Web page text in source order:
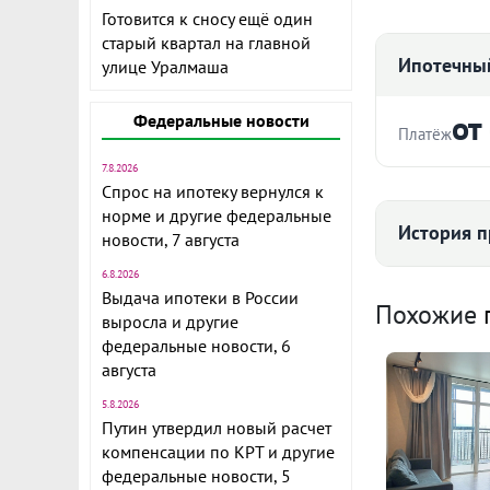
Готовится к сносу ещё один
старый квартал на главной
улице Уралмаша
Федеральные новости
7.8.2026
Спрос на ипотеку вернулся к
норме и другие федеральные
новости, 7 августа
6.8.2026
Выдача ипотеки в России
выросла и другие
федеральные новости, 6
августа
5.8.2026
Путин утвердил новый расчет
компенсации по КРТ и другие
федеральные новости, 5
Новая
этаж,
В шаговой
быстрый
ID объекта
Платёж
Расчёт по
История
104
II
Похожие